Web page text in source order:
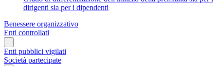
dirigenti sia per i dipendenti
Benessere organizzativo
Enti controllati
Enti pubblici vigilati
Società partecipate